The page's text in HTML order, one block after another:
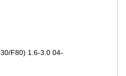
F80) 1.6-3.0 04-